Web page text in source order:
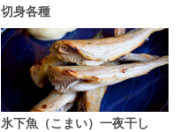
切身各種
氷下魚（こまい）一夜干し